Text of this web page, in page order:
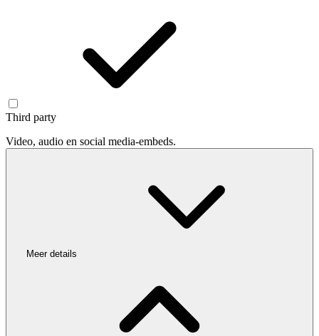
Third party
Video, audio en social media-embeds.
Meer details